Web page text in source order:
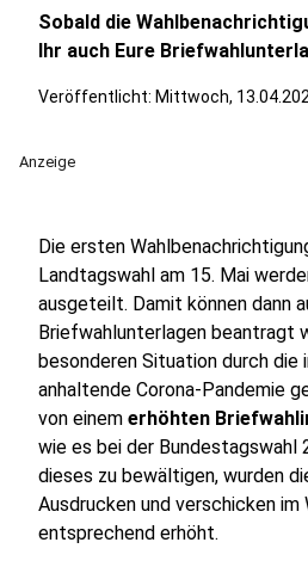
Sobald die
Ihr auch Eure
Veröffentlicht: Mittwoch,
Anzeige
Die ersten
Landtagswahl am 15. Mai
ausgeteilt. Damit können dann
Briefwahlunterlagen beantragt
besonderen Situation durch die
anhaltende Corona-Pandemie
von einem erhöhten
wie es bei der Bundestagswahl
dieses zu bewältigen, wurden
Ausdrucken und verschicken im
entsprechend erhöht.